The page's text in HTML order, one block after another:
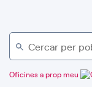
Oficines a prop meu